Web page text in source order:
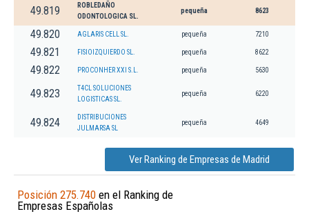
49.819
ROBLEDAÑO
ODONTOLOGICA SL.
pequeña 8623
49.820 AGLARIS CELL SL. pequeña 7210
49.821 FISIOIZQUIERDO SL. pequeña 8622
49.822 PROCONHER XXI S.L. pequeña 5630
49.823
T4CL SOLUCIONES
LOGISTICAS SL.
pequeña 6220
49.824
DISTRIBUCIONES
JULMARSA SL
pequeña 4649
Ver Ranking de Empresas de Madrid
Posición 275.740 en el Ranking de
Empresas Españolas